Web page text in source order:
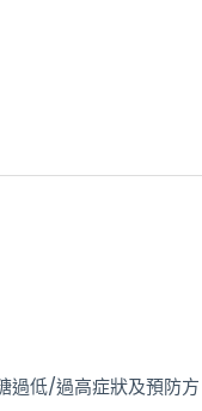
過低/過高症狀及預防方